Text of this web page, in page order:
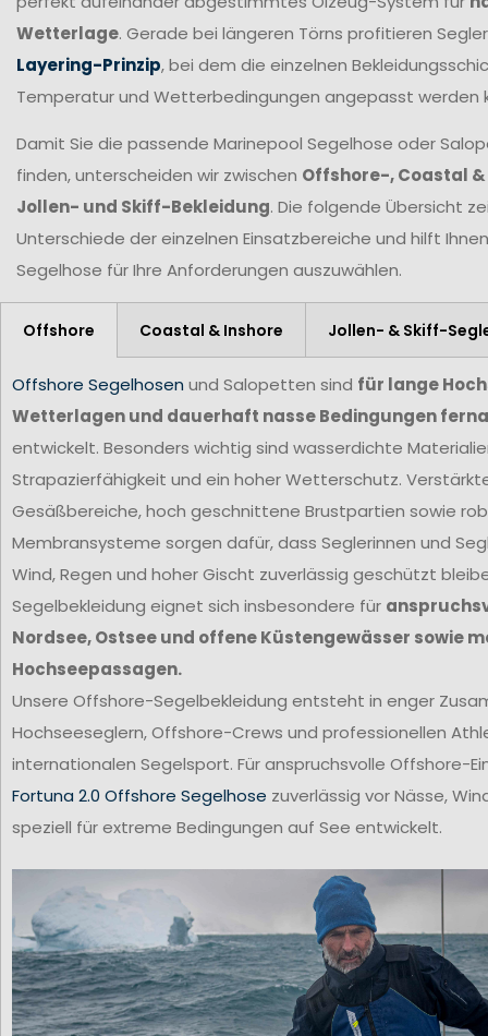
Wetterlage. Gerade bei längeren Törns profitieren
Layering-Prinzip, bei dem die einzelnen
Temperatur und Wetterbedingungen angepasst werden
Damit Sie die passende Marinepool Segelhose oder
finden, unterscheiden wir zwischen Offshore-, Coastal
Jollen- und Skiff-Bekleidung. Die folgende Übersicht
Unterschiede der einzelnen Einsatzbereiche und hilft
Segelhose für Ihre Anforderungen auszuwählen.
Offshore Coastal & Inshore Jollen- & Skiff-
Offshore Segelhosen und Salopetten sind für lange
Wetterlagen und dauerhaft nasse Bedingungen
entwickelt. Besonders wichtig sind wasserdichte
Strapazierfähigkeit und ein hoher Wetterschutz.
Gesäßbereiche, hoch geschnittene Brustpartien sowie
Membransysteme sorgen dafür, dass Seglerinnen und
Wind, Regen und hoher Gischt zuverlässig geschützt
Segelbekleidung eignet sich insbesondere für
Nordsee, Ostsee und offene Küstengewässer sowie
Hochseepassagen.
Unsere Offshore-Segelbekleidung entsteht in enger
Hochseeseglern, Offshore-Crews und professionellen
internationalen Segelsport. Für anspruchsvolle Offshore-
Fortuna 2.0 Offshore Segelhose zuverlässig vor Nässe,
speziell für extreme Bedingungen auf See entwickelt.